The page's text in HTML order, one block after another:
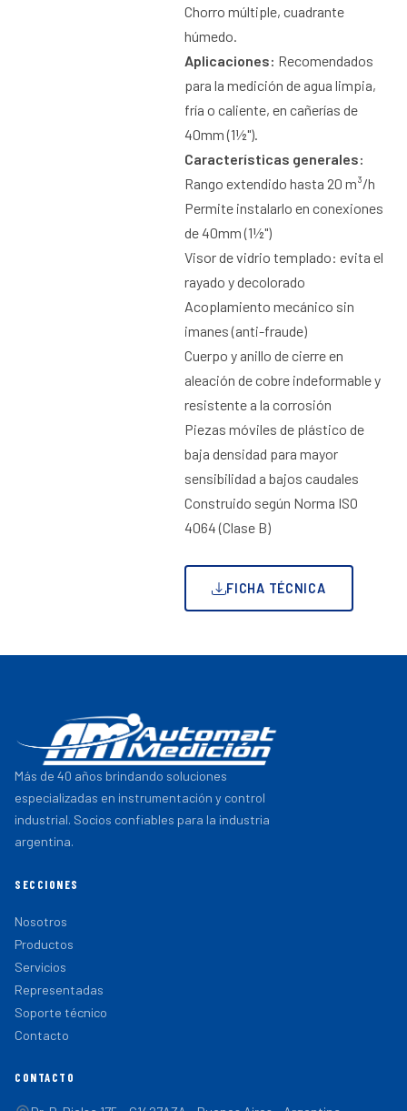
Chorro múltiple, cuadrante
húmedo.
Aplicaciones: Recomendados
para la medición de agua limpia,
fría o caliente, en cañerías de
40mm (1½").
Características generales:
Rango extendido hasta 20 m³/h
Permite instalarlo en conexiones
de 40mm (1½")
Visor de vidrio templado: evita el
rayado y decolorado
Acoplamiento mecánico sin
imanes (anti-fraude)
Cuerpo y anillo de cierre en
aleación de cobre indeformable y
resistente a la corrosión
Piezas móviles de plástico de
baja densidad para mayor
sensibilidad a bajos caudales
Construido según Norma ISO
4064 (Clase B)
FICHA TÉCNICA
Más de 40 años brindando soluciones
especializadas en instrumentación y control
industrial. Socios confiables para la industria
argentina.
SECCIONES
Nosotros
Productos
Servicios
Representadas
Soporte técnico
Contacto
CONTACTO